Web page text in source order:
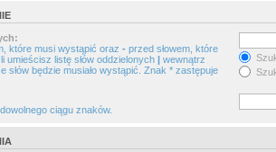
które musi wystąpić oraz - przed słowem, które
umieścisz listę słów oddzielonych | wewnątrz
słów będzie musiało wystąpić. Znak * zastępuje
ciągu znaków.